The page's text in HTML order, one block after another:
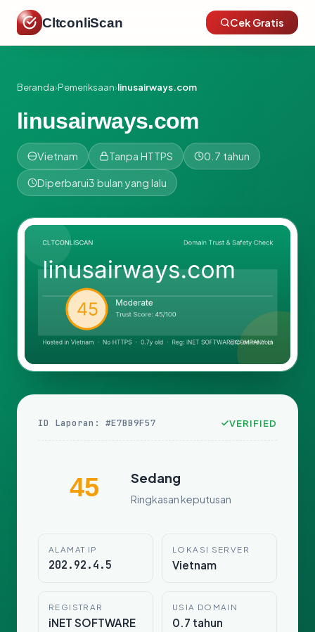
CltconliScan Cek Gratis
Beranda›Pemeriksaan›linusairways.com
linusairways.com
Vietnam Tanpa HTTPS 0.7 tahun
Diperbarui3 bulan yang lalu
ID Laporan: #E7BB9F57 VERIFIED
45 Sedang
Ringkasan keputusan
ALAMAT IP
202.92.4.5
LOKASI SERVER
Vietnam
REGISTRAR
iNET SOFTWARE
USIA DOMAIN
0.7 tahun